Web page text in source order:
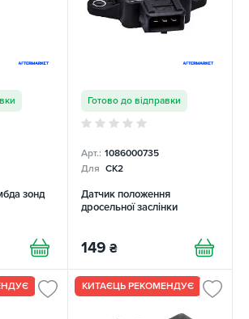
зонд
Готово до відправки
Арт.: 1086000735
Для CK2
Датчик положення
дросельної заслінки
149 ₴
КИТАЄЦЬ РЕКОМЕНДУЄ